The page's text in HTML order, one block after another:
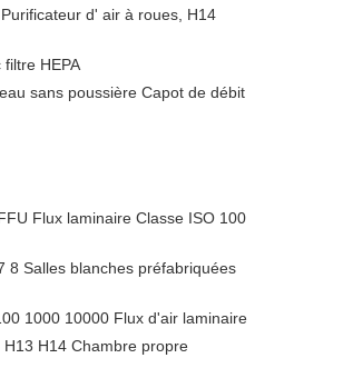
d' air à roues, H14
HEPA
sans poussière Capot de débit
Flux laminaire Classe ISO 100
8 Salles blanches préfabriquées
1000 10000 Flux d'air laminaire
H14 Chambre propre